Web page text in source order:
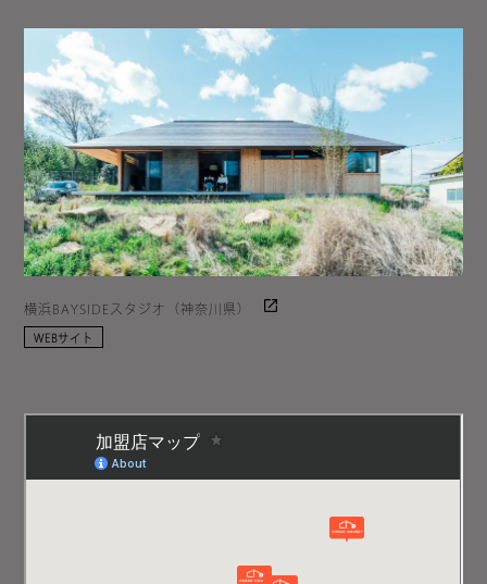
横浜BAYSIDEスタジオ（神奈川県）
WEBサイト